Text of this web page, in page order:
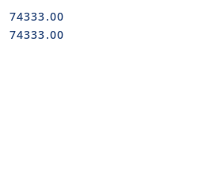
Cena:
74333.00
Cena:
74333.00